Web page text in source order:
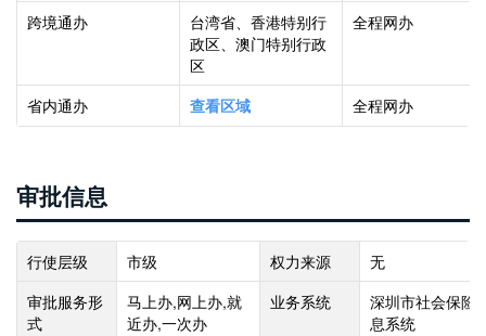
跨境通办
台湾省、香港特别行
政区、澳门特别行政
区
全程网办
省内通办 查看区域 全程网办
审批信息
行使层级 市级 权力来源
无
审批服务形
式
马上办,网上办,就
近办,一次办
业务系统
深圳市社会保险
息系统